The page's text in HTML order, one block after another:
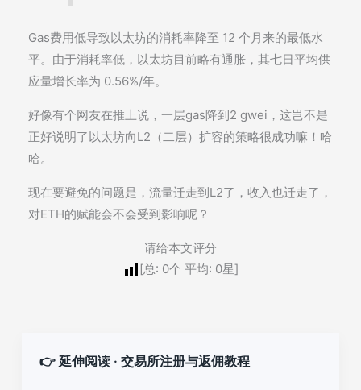
Gas费用低导致以太坊的消耗率降至 12 个月来的最低水
平。由于消耗率低，以太坊目前略有通胀，其七日平均供
应量增长率为 0.56%/年。
好像有个网友在推上说，一层gas降到2 gwei，这岂不是
正好说明了以太坊向L2（二层）扩容的策略很成功嘛！哈
哈。
现在要避免的问题是，流量迁走到L2了，收入也迁走了，
对ETH的赋能会不会受到影响呢？
请给本文评分
[总: 0个 平均: 0星]
👉 延伸阅读 · 交易所注册与返佣教程